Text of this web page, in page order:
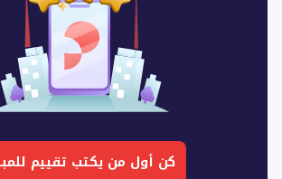
كن أول من يكتب تقييم